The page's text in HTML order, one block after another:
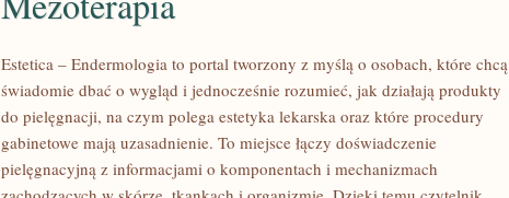
Estetica – Endermologia to portal tworzony z myślą o osobach, które chcą
świadomie dbać o wygląd i jednocześnie rozumieć, jak działają produkty
do pielęgnacji, na czym polega estetyka lekarska oraz które procedury
gabinetowe mają uzasadnienie. To miejsce łączy doświadczenie
pielęgnacyjną z informacjami o komponentach i mechanizmach